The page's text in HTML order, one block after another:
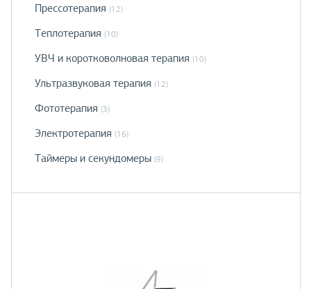
Прессотерапия (12)
Теплотерапия (10)
УВЧ и коротковолновая терапия (10)
Ультразвуковая терапия (12)
Фототерапия (3)
Электротерапия (16)
Таймеры и секундомеры (9)